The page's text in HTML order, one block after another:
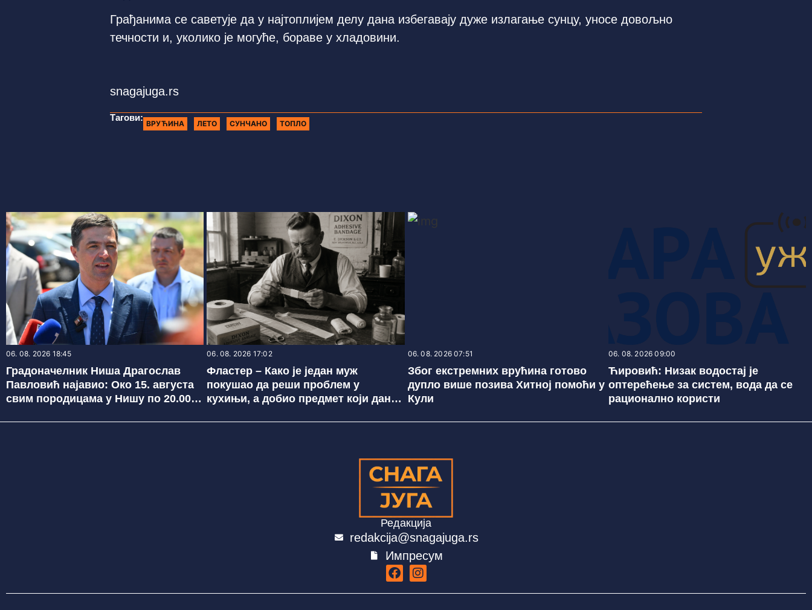
Грађанима се саветује да у најтоплијем делу дана избегавају дуже излагање сунцу, уносе довољно
течности и, уколико је могуће, бораве у хладовини.
snagajuga.rs
Тагови:
ВРУЋИНА ЛЕТО СУНЧАНО ТОПЛО
06. 08. 2026 18:45
Градоначелник Ниша Драгослав
Павловић најавио: Око 15. августа
свим породицама у Нишу по 20.000
06. 08. 2026 17:02
Фластер – Како је један муж
покушао да реши проблем у
кухињи, а добио предмет који данас
06. 08. 2026 07:51
Због екстремних врућина готово
дупло више позива Хитној помоћи у
Кули
06. 08. 2026 09:00
Ћировић: Низак водостај је
оптерећење за систем, вода да се
рационално користи
Редакција
redakcija@snagajuga.rs
Импресум